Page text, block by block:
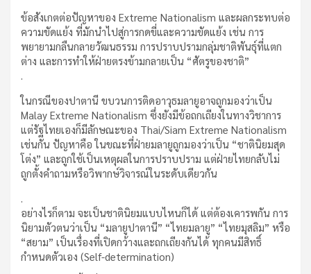
ข้อสังเกตต่อปัญหาของ Extreme Nationalism และผลกระทบต่อ
ความขัดแย้ง ที่มักนำไปสู่การกดขี่และความขัดแย้ง เช่น การ
พยายามกลืนกลายวัฒนธรรม การปราบปรามกลุ่มชาติพันธุ์ที่แตก
ต่าง และการทำให้ฝ่ายตรงข้ามกลายเป็น “ศัตรูของชาติ”
.
ในกรณีของปาตานี ขบวนการติดอาวุธมลายูอาจถูกมองว่าเป็น
Malay Extreme Nationalism ซึ่งยังมีข้อถกเถียงในทางวิชาการ
แต่รัฐไทยเองก็มีลักษณะของ Thai/Siam Extreme Nationalism
เช่นกัน ปัญหาคือ ในขณะที่ฝ่ายมลายูถูกมองว่าเป็น “ชาตินิยมสุด
โต่ง” และถูกใช้เป็นเหตุผลในการปราบปราม แต่ฝ่ายไทยกลับไม่
ถูกตั้งคำถามหรือวิพากษ์วิจารณ์ในระดับเดียวกัน
.
อย่างไรก็ตาม จะเป็นชาตินิยมแบบไหนก็ได้ แต่ต้องเคารพกัน การ
นิยามตัวตนว่าเป็น “มลายูปาตานี” “ไทยมลายู” “ไทยมุสลิม” หรือ
“สยาม” เป็นเรื่องที่เปิดกว้างและถกเถียงกันได้ ทุกคนมีสิทธิ์
กำหนดตัวเอง (Self-determination)